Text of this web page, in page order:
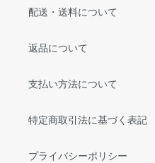
配送・送料について
返品について
支払い方法について
特定商取引法に基づく表記
プライバシーポリシー